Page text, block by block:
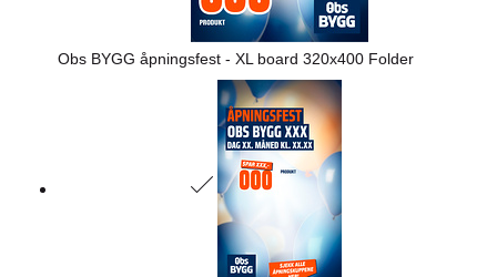
Obs BYGG åpningsfest - XL board 320x400 Folder